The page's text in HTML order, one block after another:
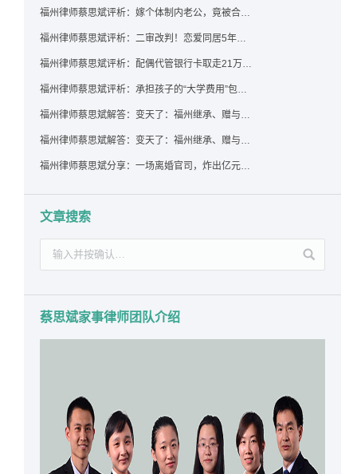
福州律师蔡思斌评析：嫁个体制内老公，竟被合伙设局背上近百万债务，婚前不查征信真要命！
福州律师蔡思斌评析：二审改判！恋爱同居5年为女友买车，分手后能要回吗？
福州律师蔡思斌评析：配偶代管银行卡取走21万，离婚后这笔钱还要得回来吗？
福州律师蔡思斌评析：承担孩子的“大学费用”包括高额留学费用吗？
福州律师蔡思斌解答：变天了：福州继承、赠与房产转让要收20%个税？福州国税官方回复来了！
福州律师蔡思斌解答：变天了：福州继承、赠与房产转让要收20%个税？福州国税官方回答来了！
福州律师蔡思斌分享：一场离婚官司，炸出亿元“糊涂账”：本想分割家产，结果“自爆”了家底
文章搜索
蔡思斌家事律师团队介绍